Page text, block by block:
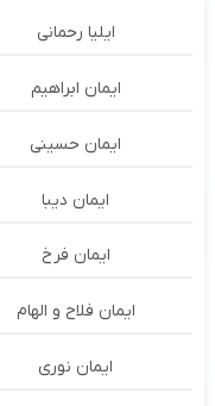
ایلیا رحمانی
ایمان ابراهیم
ایمان حسینی
ایمان دیبا
ایمان فرخ
ایمان فلاح و الهام
ایمان نوری